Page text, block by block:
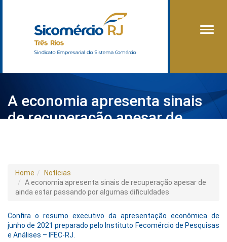
A economia apresenta sinais
de recuperação apesar de
Home
Notícias
A economia apresenta sinais de recuperação apesar de
ainda estar passando por algumas dificuldades
Confira o resumo executivo da apresentação econômica de
junho de 2021 preparado pelo Instituto Fecomércio de Pesquisas
e Análises – IFEC-RJ.